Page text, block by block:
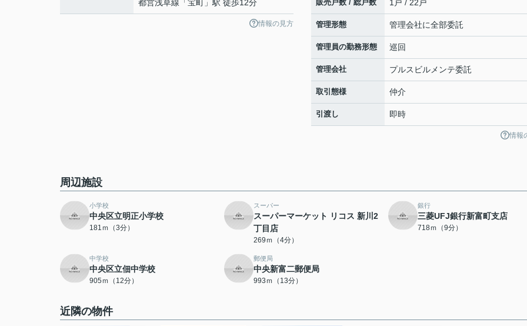
都営浅草線 「宝町 」駅 徒歩12分
情報の見方
販売戸数 / 総戸数 1戸 / 22戸
管理形態 管理会社に全部委託
管理員の勤務形態 巡回
管理会社 プルスビルメンテ委託
取引態様 仲介
引渡し 即時
情報
周辺施設
小学校
中央区立明正小学校
181ｍ（3分）
スーパー
スーパーマーケット リコス 新川2
丁目店
269ｍ（4分）
銀行
三菱UFJ銀行新富町支店
718ｍ（9分）
中学校
中央区立佃中学校
905ｍ（12分）
郵便局
中央新富二郵便局
993ｍ（13分）
近隣の物件